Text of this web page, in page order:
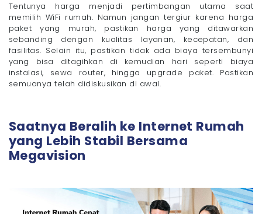
Tentunya harga menjadi pertimbangan utama saat
memilih WiFi rumah. Namun jangan tergiur karena harga
paket yang murah, pastikan harga yang ditawarkan
sebanding dengan kualitas layanan, kecepatan, dan
fasilitas. Selain itu, pastikan tidak ada biaya tersembunyi
yang bisa ditagihkan di kemudian hari seperti biaya
instalasi, sewa router, hingga upgrade paket. Pastikan
semuanya telah didiskusikan di awal.
Saatnya Beralih ke Internet Rumah
yang Lebih Stabil Bersama
Megavision